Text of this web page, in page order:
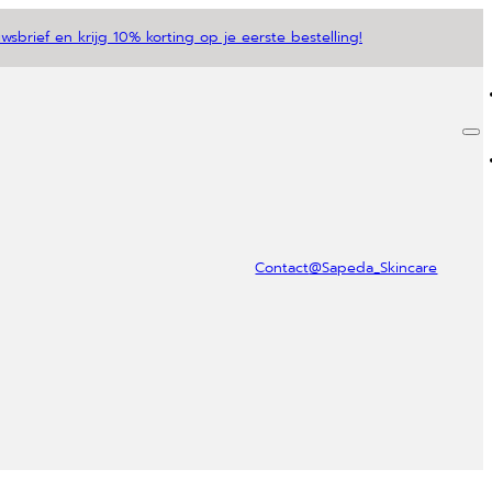
en krijg 10% korting op je eerste bestelling!
Contact@Sapeda_Skincare